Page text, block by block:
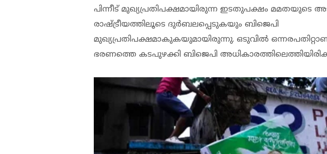
പിന്നീട് മുഖ്യപ്രതിപക്ഷമായിരുന്ന ഇടതുപക്ഷം മമതയുടെ
രാഷ്ട്രീയത്തിലൂടെ ദ‍ുർബലപ്പെടുകയും ബിജെപി
മുഖ്യപ്രതിപക്ഷമാകുകയുമായിരുന്നു. ഒടുവിൽ
ഭരണത്തെ കടപുഴക്കി ബിജെപി